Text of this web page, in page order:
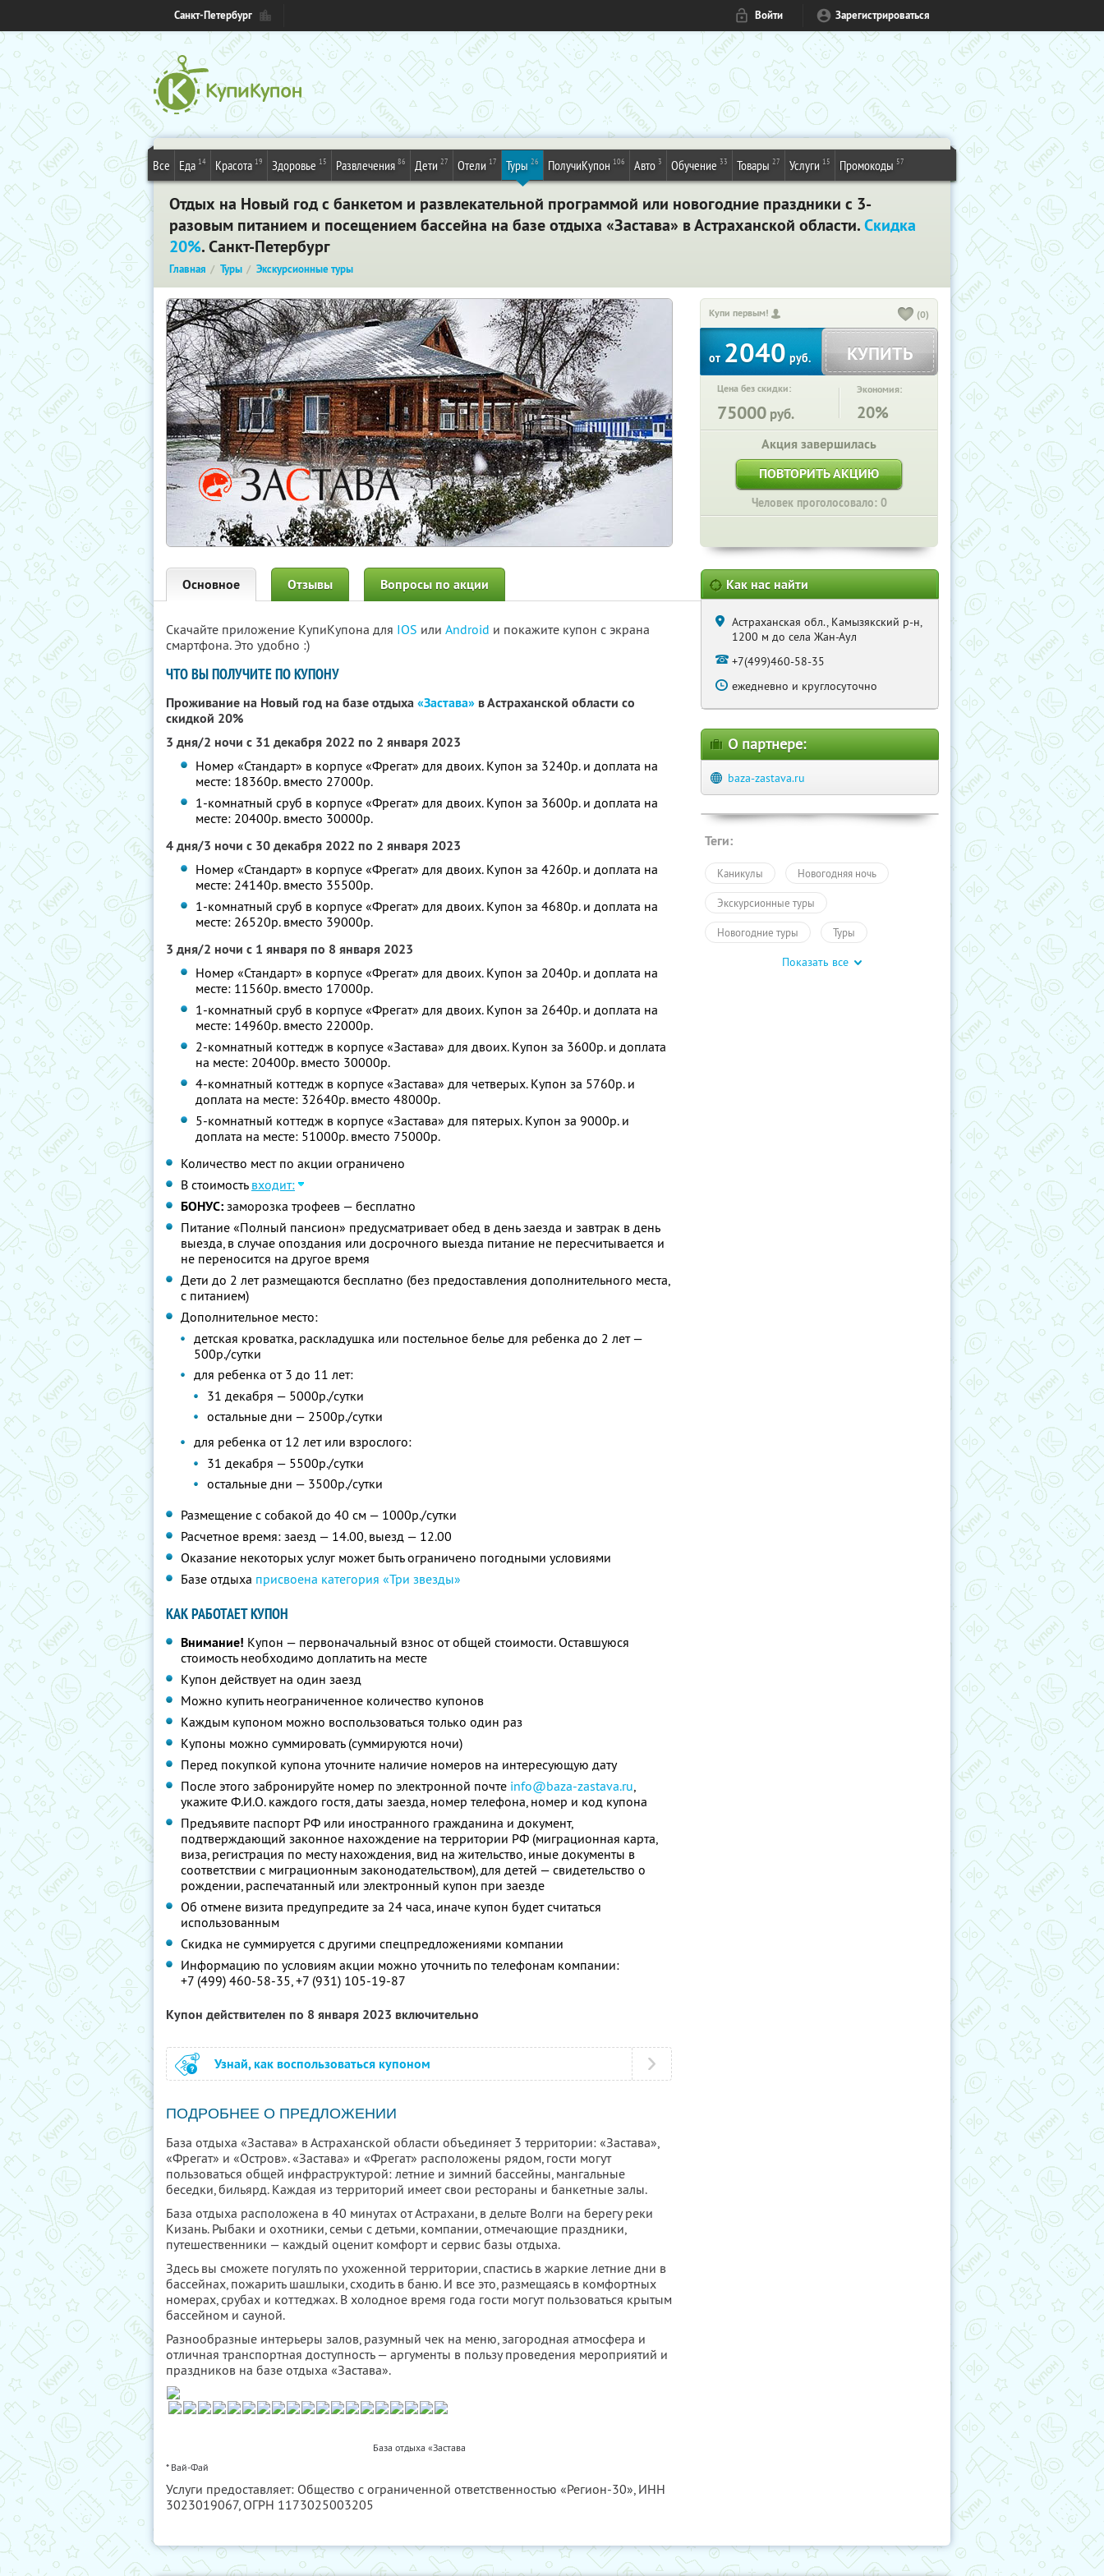
Санкт-Петербург Войти Зарегистрироваться
Все Еда 14 Красота 19 Здоровье 15 Развлечения 86 Дети 27 Отели 17 Туры 26 ПолучиКупон 106 Авто 3 Обучение 33 Товары 27 Услуги 15 Промокоды 57
Отдых на Новый год с банкетом и развлекательной программой или новогодние праздники с 3-
разовым питанием и посещением бассейна на базе отдыха «Застава» в Астраханской области.Скидка
20%. Санкт-Петербург
Главная Туры Экскурсионные туры
Купи первым! (0)
от 2040 руб. КУПИТЬ
Цена без скидки:
75000 руб.
Экономия:
20%
Акция завершилась
ПОВТОРИТЬ АКЦИЮ
Человек проголосовало: 0
Основное Отзывы Вопросы по акции
Скачайте приложение КупиКупона для IOS или Android и покажите купон с экрана
смартфона. Это удобно :)
ЧТО ВЫ ПОЛУЧИТЕ ПО КУПОНУ
Проживание на Новый год на базе отдыха«Застава» в Астраханской области со
скидкой 20%
3 дня/2 ночи с 31 декабря 2022 по 2 января 2023
Номер «Стандарт» в корпусе «Фрегат» для двоих. Купон за 3240р. и доплата на
месте: 18360р. вместо 27000р.
1-комнатный сруб в корпусе «Фрегат» для двоих. Купон за 3600р. и доплата на
месте: 20400р. вместо 30000р.
4 дня/3 ночи с 30 декабря 2022 по 2 января 2023
Номер «Стандарт» в корпусе «Фрегат» для двоих. Купон за 4260р. и доплата на
месте: 24140р. вместо 35500р.
1-комнатный сруб в корпусе «Фрегат» для двоих. Купон за 4680р. и доплата на
месте: 26520р. вместо 39000р.
3 дня/2 ночи с 1 января по 8 января 2023
Номер «Стандарт» в корпусе «Фрегат» для двоих. Купон за 2040р. и доплата на
месте: 11560р. вместо 17000р.
1-комнатный сруб в корпусе «Фрегат» для двоих. Купон за 2640р. и доплата на
месте: 14960р. вместо 22000р.
2-комнатный коттедж в корпусе «Застава» для двоих. Купон за 3600р. и доплата
на месте: 20400р. вместо 30000р.
4-комнатный коттедж в корпусе «Застава» для четверых. Купон за 5760р. и
доплата на месте: 32640р. вместо 48000р.
5-комнатный коттедж в корпусе «Застава» для пятерых. Купон за 9000р. и
доплата на месте: 51000р. вместо 75000р.
Количество мест по акции ограничено
В стоимость входит:
БОНУС: заморозка трофеев — бесплатно
Питание «Полный пансион» предусматривает обед в день заезда и завтрак в день
выезда, в случае опоздания или досрочного выезда питание не пересчитывается и
не переносится на другое время
Дети до 2 лет размещаются бесплатно (без предоставления дополнительного места,
с питанием)
Дополнительное место:
детская кроватка, раскладушка или постельное белье для ребенка до 2 лет —
500р./сутки
для ребенка от 3 до 11 лет:
31 декабря — 5000р./сутки
остальные дни — 2500р./сутки
для ребенка от 12 лет или взрослого:
31 декабря — 5500р./сутки
остальные дни — 3500р./сутки
Размещение с собакой до 40 см — 1000р./сутки
Расчетное время: заезд — 14.00, выезд — 12.00
Оказание некоторых услуг может быть ограничено погодными условиями
Базе отдыха присвоена категория «Три звезды»
КАК РАБОТАЕТ КУПОН
Внимание! Купон — первоначальный взнос от общей стоимости. Оставшуюся
стоимость необходимо доплатить на месте
Купон действует на один заезд
Можно купить неограниченное количество купонов
Каждым купоном можно воспользоваться только один раз
Купоны можно суммировать (суммируются ночи)
Перед покупкой купона уточните наличие номеров на интересующую дату
После этого забронируйте номер по электронной почте info@baza-zastava.ru,
укажите Ф.И.О.каждого гостя, даты заезда, номер телефона, номер и код купона
Предъявите паспорт РФ или иностранного гражданина и документ,
подтверждающий законное нахождение на территории РФ (миграционная карта,
виза, регистрация по месту нахождения, вид на жительство, иные документы в
соответствии с миграционным законодательством), для детей — свидетельство о
рождении, распечатанный или электронный купон при заезде
Об отмене визита предупредите за 24 часа, иначе купон будет считаться
использованным
Скидка не суммируется с другими спецпредложениями компании
Информацию по условиям акции можно уточнить по телефонам компании:
+7 (499) 460-58-35, +7 (931) 105-19-87
Купон действителен по 8 января 2023 включительно
Узнай, как воспользоваться купоном
ПОДРОБНЕЕ О ПРЕДЛОЖЕНИИ
База отдыха «Застава» в Астраханской области объединяет 3 территории: «Застава»,
«Фрегат» и «Остров». «Застава» и «Фрегат» расположены рядом, гости могут
пользоваться общей инфраструктурой: летние и зимний бассейны, мангальные
беседки, бильярд. Каждая из территорий имеет свои рестораны и банкетные залы.
База отдыха расположена в 40 минутах от Астрахани, в дельте Волги на берегу реки
Кизань. Рыбаки и охотники, семьи с детьми, компании, отмечающие праздники,
путешественники — каждый оценит комфорт и сервис базы отдыха.
Здесь вы сможете погулять по ухоженной территории, спастись в жаркие летние дни в
бассейнах, пожарить шашлыки, сходить в баню. И все это, размещаясь в комфортных
номерах, срубах и коттеджах. В холодное время года гости могут пользоваться крытым
бассейном и сауной.
Разнообразные интерьеры залов, разумный чек на меню, загородная атмосфера и
отличная транспортная доступность — аргументы в пользу проведения мероприятий и
праздников на базе отдыха «Застава».
База отдыха «Застава
* Вай-Фай
Услуги предоставляет: Общество с ограниченной ответственностью «Регион-30», ИНН
3023019067, ОГРН 1173025003205
Как нас найти
Астраханская обл., Камызякский р-н,
1200 м до села Жан-Аул
+7(499)460-58-35
ежедневно и круглосуточно
О партнере:
baza-zastava.ru
Теги:
Каникулы Новогодняя ночь
Экскурсионные туры
Новогодние туры Туры
Другие города России
Показать все